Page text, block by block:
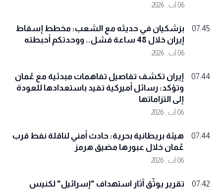
06 آب , 2026
07:45
بزشكيان في حديثه مع الشعب: مخطط إسقاط
إيران خلال 48 ساعة فشل.. ووحدتكم أحبطته
06 آب , 2026
07:44
إيران تكشف تفاصيل تفاهمات مبدئية مع عُمان
وتؤكد: رسائل أميركية تفيد باستعدادها للعودة
إلى التزاماتها
06 آب , 2026
07:44
هيئة بريطانية بحرية: حادث أمني لناقلة نفط قرب
عُمان خلال عبورها مضيق هرمز
06 آب , 2026
07:42
تقرير يوثّق آثار استهداف "إسرائيل" لكنيس